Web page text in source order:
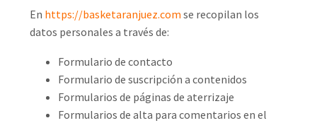
En https://basketaranjuez.com se recopilan los
datos personales a través de:
Formulario de contacto
Formulario de suscripción a contenidos
Formularios de páginas de aterrizaje
Formularios de alta para comentarios en el